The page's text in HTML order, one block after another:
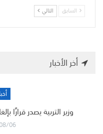
السابق التالي
أخر الأخبار
وزير التربية يصدر قرارًا
06